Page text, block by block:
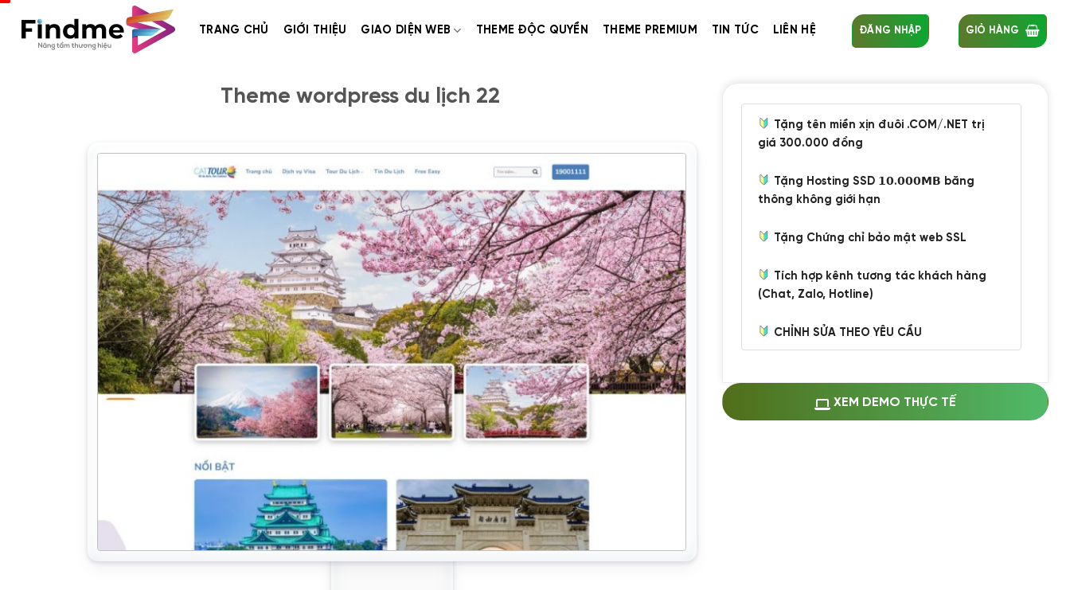
TRANG CHỦ GIỚI THIỆU GIAO DIỆN WEB THEME ĐỘC QUYỀN THEME PREMIUM TIN TỨC LIÊN HỆ ĐĂNG NHẬP GIỎ HÀNG
Theme wordpress du lịch 22
Tặng tên miền xịn đuôi .COM/.NET trị
giá 300.000 đồng
Tặng Hosting SSD 𝟭𝟬.𝟬𝟬𝟬𝗠𝗕 băng
thông không giới hạn
Tặng Chứng chỉ bảo mật web SSL
Tích hợp kênh tương tác khách hàng
(Chat, Zalo, Hotline)
CHỈNH SỬA THEO YÊU CẦU
Thay logo + thông tin doanh nghiệp
(+100.000 VND)
XEM DEMO THỰC TẾ